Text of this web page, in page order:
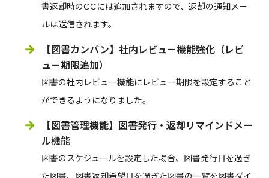
書返却時のCCには追加されますので、返却の通知メー
ルは送信されます。
【図書カンバン】社内レビュー機能強化（レビ
ュー期限追加）
図書の社内レビュー機能にレビュー期限を設定すること
ができるようになりました。
【図書管理機能】図書発行・返却リマインドメー
ル機能
図書のスケジュールを設定した場合、図書発行日を過ぎ